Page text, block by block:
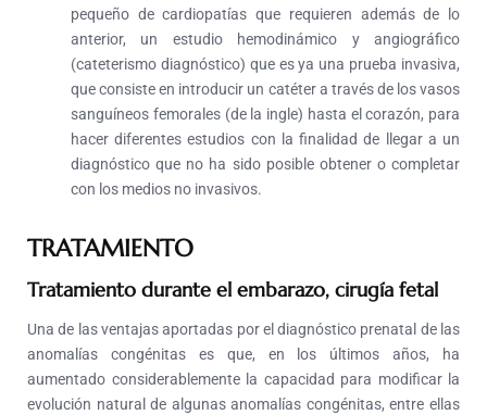
pequeño de cardiopatías que requieren además de lo
anterior, un estudio hemodinámico y angiográfico
(cateterismo diagnóstico) que es ya una prueba invasiva,
que consiste en introducir un catéter a través de los vasos
sanguíneos femorales (de la ingle) hasta el corazón, para
hacer diferentes estudios con la finalidad de llegar a un
diagnóstico que no ha sido posible obtener o completar
con los medios no invasivos.
TRATAMIENTO
Tratamiento durante el embarazo, cirugía fetal
Una de las ventajas aportadas por el diagnóstico prenatal de las
anomalías congénitas es que, en los últimos años, ha
aumentado considerablemente la capacidad para modificar la
evolución natural de algunas anomalías congénitas, entre ellas